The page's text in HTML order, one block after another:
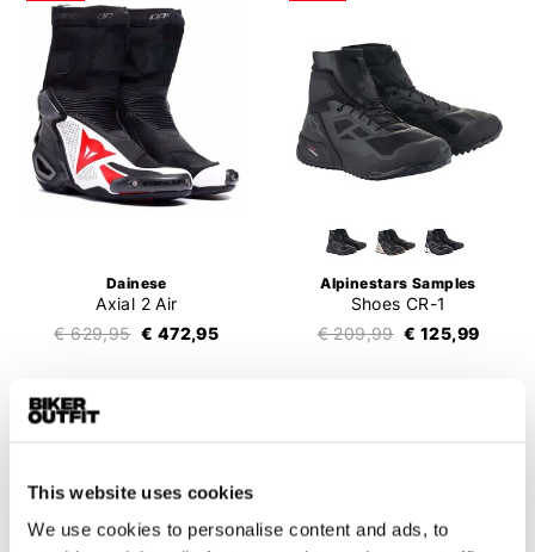
This website uses cookies
We use cookies to personalise content and ads, to
Dainese
Axial 2 Air
€ 629,95 € 472,95
Alpinestars Samples
Shoes CR-1
€ 209,99 € 125,99
SALE